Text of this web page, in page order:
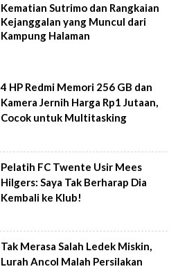
Kematian Sutrimo dan Rangkaian
Kejanggalan yang Muncul dari
Kampung Halaman
4 HP Redmi Memori 256 GB dan
Kamera Jernih Harga Rp1 Jutaan,
Cocok untuk Multitasking
Pelatih FC Twente Usir Mees
Hilgers: Saya Tak Berharap Dia
Kembali ke Klub!
Tak Merasa Salah Ledek Miskin,
Lurah Ancol Malah Persilakan